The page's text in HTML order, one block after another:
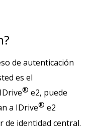
de autenticación
es el
® e2, puede
a IDrive® e2
de identidad central.